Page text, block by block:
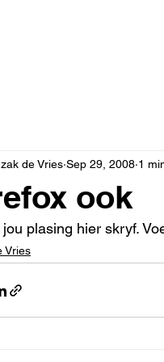
ook
de Vries Sep 29, 2008 1
plasing hier skryf.
Vries